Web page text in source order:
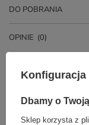
DO POBRANIA
OPINIE (0)
Potrzebujesz
Zadaj pytanie a my
niezwłocznie,
odpowiedzi
Konfiguracja
Dbamy o
Sklep korzysta z